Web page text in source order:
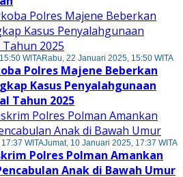
WITARabu, 22 Januari 2025, 15:50 WITA
Polres Majene Beberkan
Kasus Penyalahgunaan
Tahun 2025
WITAJumat, 10 Januari 2025, 17:37 WITA
Polres Polman Amankan
Anak di Bawah Umur